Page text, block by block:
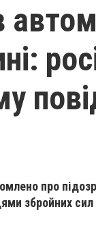
про
збройних